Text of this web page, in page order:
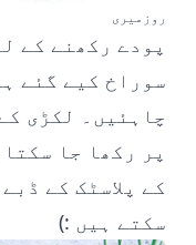
روزمیری
پودے رکھنے کے
چاہئیں۔ لکڑی
پر رکھا جا
کے پلاسٹک کے
سکتے ہیں :)